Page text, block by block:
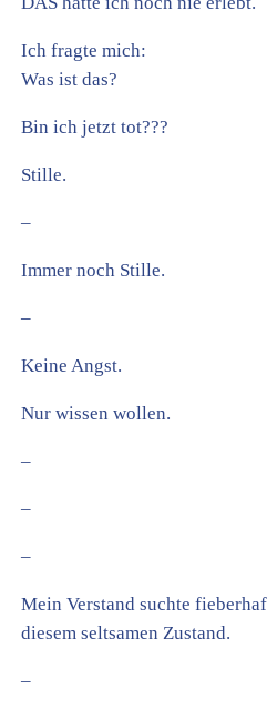
Ich fragte mich:
Was ist das?
Bin ich jetzt tot???
Stille.
–
Immer noch Stille.
–
Keine Angst.
Nur wissen wollen.
–
–
–
Mein Verstand suchte
diesem seltsamen Zustand.
–